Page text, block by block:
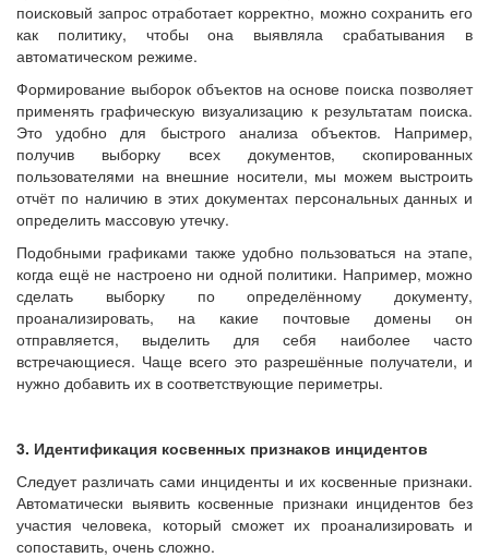
поисковый запрос отработает корректно, можно сохранить его
как политику, чтобы она выявляла срабатывания в
автоматическом режиме.
Формирование выборок объектов на основе поиска позволяет
применять графическую визуализацию к результатам поиска.
Это удобно для быстрого анализа объектов. Например,
получив выборку всех документов, скопированных
пользователями на внешние носители, мы можем выстроить
отчёт по наличию в этих документах персональных данных и
определить массовую утечку.
Подобными графиками также удобно пользоваться на этапе,
когда ещё не настроено ни одной политики. Например, можно
сделать выборку по определённому документу,
проанализировать, на какие почтовые домены он
отправляется, выделить для себя наиболее часто
встречающиеся. Чаще всего это разрешённые получатели, и
нужно добавить их в соответствующие периметры.
3. Идентификация косвенных признаков инцидентов
Следует различать сами инциденты и их косвенные признаки.
Автоматически выявить косвенные признаки инцидентов без
участия человека, который сможет их проанализировать и
сопоставить, очень сложно.